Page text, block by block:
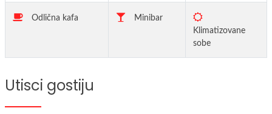
Odlična kafa
Minibar
Klimatizovane
sobe
Soba
Utisci gostiju